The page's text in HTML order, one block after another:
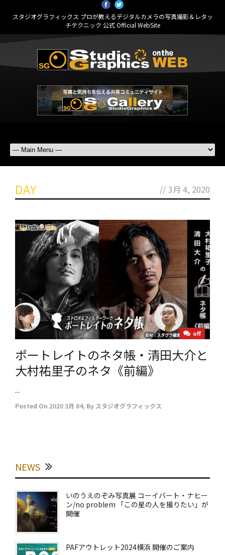
スタジオグラフィックス プロが教えるデジタルカメラの写真撮影＆レタッ
チテクニック 公式 Official WebSite
DAY // 3月 4, 2020
off
ポートレイトのネタ帳・清田大介と
大村祐里子のネタ《前編》
...
Posted On 2020 3月 04, By スタジオグラフィックス
NEWS
いのうえのぞみ写真展 コーイバート・ナヒー
ン/no problem 「この星の人を撮りたい」が
開催
PAFアウトレット2024横浜 開催のご案内